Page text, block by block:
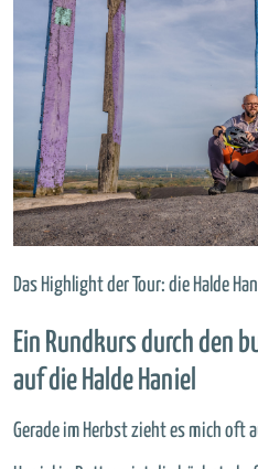
Das Highlight der Tour: die Halde
Ein Rundkurs durch den
auf die Halde Haniel
Gerade im Herbst zieht es mich oft